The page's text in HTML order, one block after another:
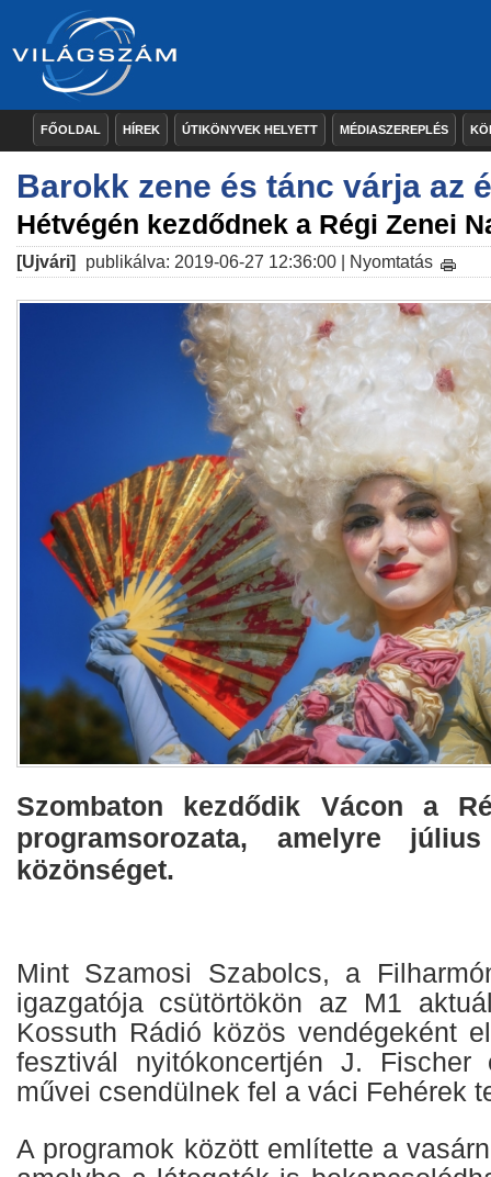
FŐOLDAL HÍREK ÚTIKÖNYVEK HELYETT MÉDIASZEREPLÉS
Barokk zene és tánc várja az
Hétvégén kezdődnek a Régi Zenei
[Ujvári] publikálva: 2019-06-27 12:36:00 | Nyomtatás
Szombaton kezdődik Vácon a
programsorozata, amelyre
közönséget.
Mint Szamosi Szabolcs, a
igazgatója csütörtökön az M1
Kossuth Rádió közös vendégeként
fesztivál nyitókoncertjén J. Fischer
művei csendülnek fel a váci Fehérek
A programok között említette a